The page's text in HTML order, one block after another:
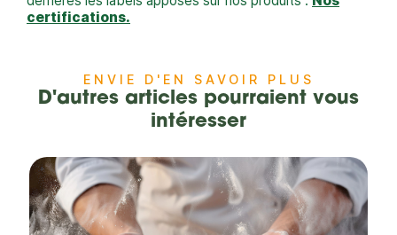
certifications.
ENVIE D'EN SAVOIR PLUS
D'autres articles pourraient vous
intéresser